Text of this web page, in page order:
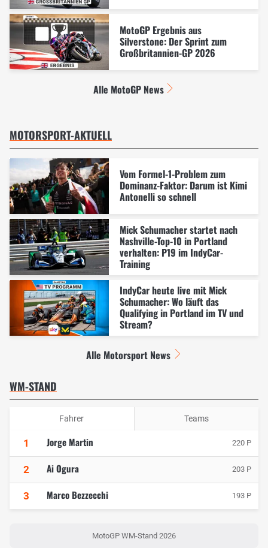
MotoGP Ergebnis aus
Silverstone: Der Sprint zum
Großbritannien-GP 2026
Alle MotoGP News
MOTORSPORT-AKTUELL
Vom Formel-1-Problem zum
Dominanz-Faktor: Darum ist Kimi
Antonelli so schnell
Mick Schumacher startet nach
Nashville-Top-10 in Portland
verhalten: P19 im IndyCar-
Training
IndyCar heute live mit Mick
Schumacher: Wo läuft das
Qualifying in Portland im TV und
Stream?
Alle Motorsport News
WM-STAND
Fahrer Teams
1 Jorge Martin 220 P
2 Ai Ogura 203 P
3 Marco Bezzecchi 193 P
MotoGP WM-Stand 2026